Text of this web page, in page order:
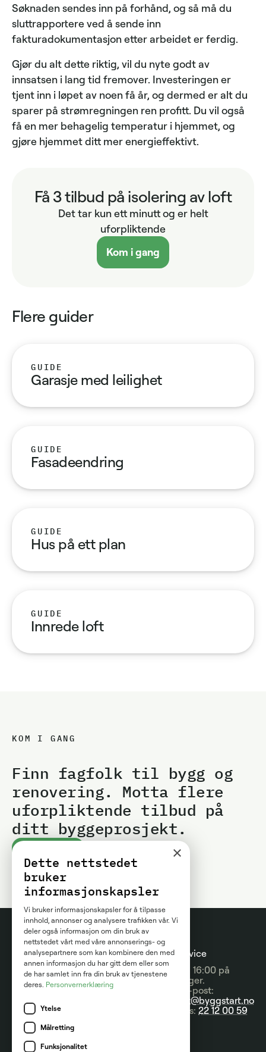
Søknaden sendes inn på forhånd, og så må du
sluttrapportere ved å sende inn
fakturadokumentasjon etter arbeidet er ferdig.
Gjør du alt dette riktig, vil du nyte godt av
innsatsen i lang tid fremover. Investeringen er
tjent inn i løpet av noen få år, og dermed er alt du
sparer på strømregningen ren profitt. Du vil også
få en mer behagelig temperatur i hjemmet, og
gjøre hjemmet ditt mer energieffektivt.
Få 3 tilbud på isolering av loft
Det tar kun ett minutt og er helt
uforpliktende
Kom i gang
Flere guider
GUIDE
Garasje med leilighet
GUIDE
Fasadeendring
GUIDE
Hus på ett plan
GUIDE
Innrede loft
KOM I GANG
Finn fagfolk til bygg og
renovering. Motta flere
uforpliktende tilbud på
ditt byggeprosjekt.
Prosjektguider
Prisguider
Nyheter
Kategorier
For
entreprenører
Om tjenesten
Kontakt
Kundeservice
09:00 - 16:00 på
hverdager.
Send e-post:
kontakt@byggstart.no
Ring oss: 22 12 00 59
×
Dette nettstedet
bruker
informasjonskapsler
Vi bruker informasjonskapsler for å tilpasse
innhold, annonser og analysere trafikken vår. Vi
deler også informasjon om din bruk av
nettstedet vårt med våre annonserings- og
analysepartnere som kan kombinere den med
annen informasjon du har gitt dem eller som
de har samlet inn fra din bruk av tjenestene
deres. Personvernerklæring
Ytelse
Målretting
Funksjonalitet